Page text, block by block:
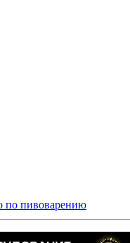
по пивоварению